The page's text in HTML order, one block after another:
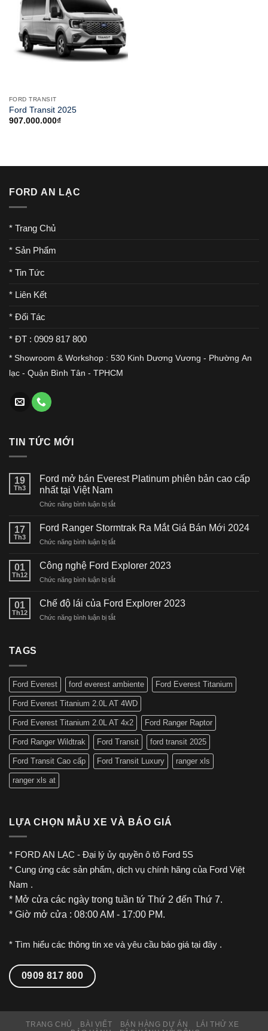
FORD TRANSIT
Ford Transit 2025
907.000.000₫
FORD AN LẠC
* Trang Chủ
* Sản Phẩm
* Tin Tức
* Liên Kết
* Đối Tác
* ĐT : 0909 817 800
* Showroom & Workshop : 530 Kinh Dương Vương - Phường An
lạc - Quận Bình Tân - TPHCM
TIN TỨC MỚI
19
Th3
Ford mở bán Everest Platinum phiên bản cao cấp
nhất tại Việt Nam
Chức năng bình luận bị tắtở
mở
Everest
phiên
nhất
tại
17
Th3
Ford Ranger Stormtrak Ra Mắt Giá Bán Mới 2024
Chức năng bình luận bị tắtở
Ranger
Stormtrak
Ra
Giá
01
Th12
Công nghệ Ford Explorer 2023
Chức năng bình luận bị tắtở
nghệ
Explorer
01
Th12
Chế độ lái của Ford Explorer 2023
Chức năng bình luận bị tắtở
Explorer
2023
TAGS
Ford Everest ford everest ambiente Ford Everest Titanium
Ford Everest Titanium 2.0L AT 4WD
Ford Everest Titanium 2.0L AT 4x2 Ford Ranger Raptor
Ford Ranger Wildtrak Ford Transit ford transit 2025
Ford Transit Cao cấp Ford Transit Luxury ranger xls
ranger xls at
LỰA CHỌN MẪU XE VÀ BÁO GIÁ
* FORD AN LẠC - Đại lý ủy quyền ô tô Ford 5S
* Cung ứng các sản phẩm, dịch vụ chính hãng của Ford Việt
Nam .
* Mở cửa các ngày trong tuần tứ Thứ 2 đến Thứ 7.
* Giờ mở cửa : 08:00 AM - 17:00 PM.
* Tìm hiểu các thông tin xe và yêu cầu báo giá tại đây .
0909 817 800
TRANG CHỦ BÀI VIẾT BÁN HÀNG DỰ ÁN
LÁI THỬ XE